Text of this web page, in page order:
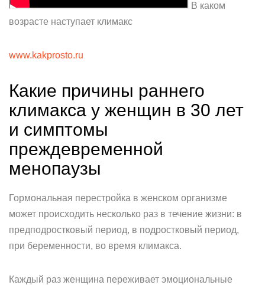
В каком
возрасте наступает климакс
www.kakprosto.ru
Какие причины раннего
климакса у женщин в 30 лет
и симптомы
преждевременной
менопаузы
Гормональная перестройка в женском организме
может происходить несколько раз в течение жизни: в
предподростковый период, в подростковый период,
при беременности, во время климакса.
Каждый раз женщина переживает эмоциональные